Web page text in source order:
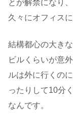
とが解禁になり
久々にオフィス
結構都心の大き
ビルくらいが意
ルは外に行くの
ったりして10分
なんです。